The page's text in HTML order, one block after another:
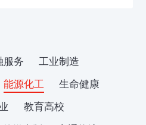
服务
工业制造
能源化工
生命健康
教育高校